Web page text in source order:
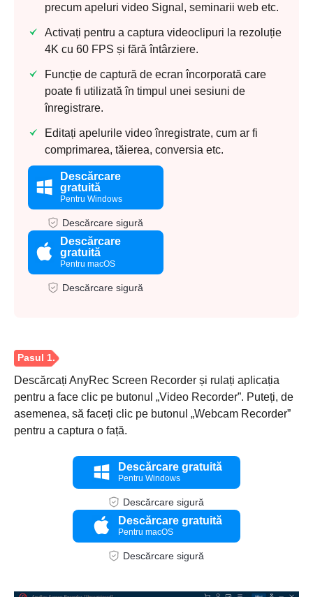
precum apeluri video Signal, seminarii web etc.
Activați pentru a captura videoclipuri la rezoluție
4K cu 60 FPS și fără întârziere.
Funcție de captură de ecran încorporată care
poate fi utilizată în timpul unei sesiuni de
înregistrare.
Editați apelurile video înregistrate, cum ar fi
comprimarea, tăierea, conversia etc.
Descărcare
gratuită
Pentru Windows
Descărcare sigură
Descărcare
gratuită
Pentru macOS
Descărcare sigură
Descărcați AnyRec Screen Recorder și rulați aplicația
pentru a face clic pe butonul „Video Recorder”. Puteți, de
asemenea, să faceți clic pe butonul „Webcam Recorder”
pentru a captura o față.
Descărcare gratuită
Pentru Windows
Descărcare sigură
Descărcare gratuită
Pentru macOS
Descărcare sigură